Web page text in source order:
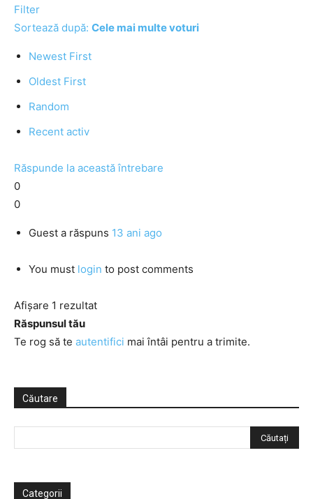
Filter
Sortează după: Cele mai multe voturi
Newest First
Oldest First
Random
Recent activ
Răspunde la această întrebare
0
0
Guest a răspuns 13 ani ago
You must login to post comments
Afișare 1 rezultat
Răspunsul tău
Te rog să te autentifici mai întâi pentru a trimite.
Căutare
Categorii